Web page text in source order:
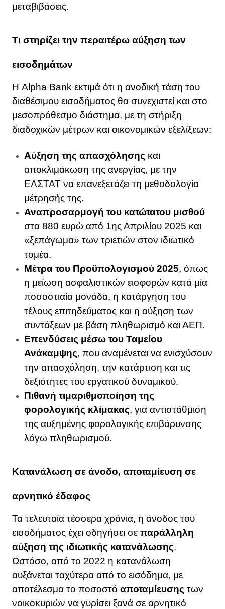
μεταβιβάσεις.
Τι στηρίζει την περαιτέρω αύξηση των
εισοδημάτων
Η Alpha Bank εκτιμά ότι η ανοδική τάση του
διαθέσιμου εισοδήματος θα συνεχιστεί και στο
μεσοπρόθεσμο διάστημα, με τη στήριξη
διαδοχικών μέτρων και οικονομικών εξελίξεων:
Αύξηση της απασχόλησης και
αποκλιμάκωση της ανεργίας, με την
ΕΛΣΤΑΤ να επανεξετάζει τη μεθοδολογία
μέτρησής της.
Αναπροσαρμογή του κατώτατου μισθού
στα 880 ευρώ από 1ης Απριλίου 2025 και
«ξεπάγωμα» των τριετιών στον ιδιωτικό
τομέα.
Μέτρα του Προϋπολογισμού 2025, όπως
η μείωση ασφαλιστικών εισφορών κατά μία
ποσοστιαία μονάδα, η κατάργηση του
τέλους επιτηδεύματος και η αύξηση των
συντάξεων με βάση πληθωρισμό και ΑΕΠ.
Επενδύσεις μέσω του Ταμείου
Ανάκαμψης, που αναμένεται να ενισχύσουν
την απασχόληση, την κατάρτιση και τις
δεξιότητες του εργατικού δυναμικού.
Πιθανή τιμαριθμοποίηση της
φορολογικής κλίμακας, για αντιστάθμιση
της αυξημένης φορολογικής επιβάρυνσης
λόγω πληθωρισμού.
Κατανάλωση σε άνοδο, αποταμίευση σε
αρνητικό έδαφος
Τα τελευταία τέσσερα χρόνια, η άνοδος του
εισοδήματος έχει οδηγήσει σε παράλληλη
αύξηση της ιδιωτικής κατανάλωσης.
Ωστόσο, από το 2022 η κατανάλωση
αυξάνεται ταχύτερα από το εισόδημα, με
αποτέλεσμα το ποσοστό αποταμίευσης των
νοικοκυριών να γυρίσει ξανά σε αρνητικό